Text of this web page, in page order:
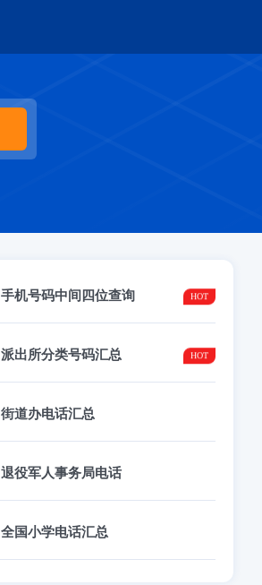
手机号码中间四位查询
派出所分类号码汇总
街道办电话汇总
退役军人事务局电话
全国小学电话汇总